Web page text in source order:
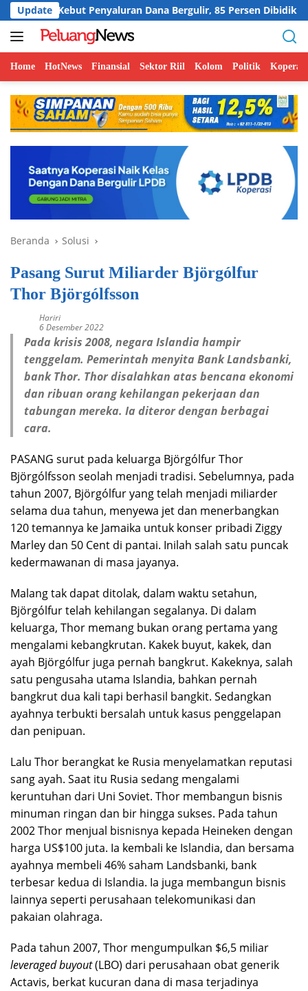
Langsung
ke
konten
Update
Penyaluran Dana Bergulir, 85 Persen Dibidik ke Koperasi
Home HotNews Finansial Sektor Riil Kolom Politik Koperasi
Beranda Solusi
Pasang Surut Miliarder Björgólfur
Thor Björgólfsson
Hariri
6 Desember 2022
Pada krisis 2008, negara Islandia hampir
tenggelam. Pemerintah menyita Bank Landsbanki,
bank Thor. Thor disalahkan atas bencana ekonomi
dan ribuan orang kehilangan pekerjaan dan
tabungan mereka. Ia diteror dengan berbagai
cara.
PASANG surut pada keluarga Björgólfur Thor
Björgólfsson seolah menjadi tradisi. Sebelumnya, pada
tahun 2007, Björgólfur yang telah menjadi miliarder
selama dua tahun, menyewa jet dan menerbangkan
120 temannya ke Jamaika untuk konser pribadi Ziggy
Marley dan 50 Cent di pantai. Inilah salah satu puncak
kedermawanan di masa jayanya.
Malang tak dapat ditolak, dalam waktu setahun,
Björgólfur telah kehilangan segalanya. Di dalam
keluarga, Thor memang bukan orang pertama yang
mengalami kebangkrutan. Kakek buyut, kakek, dan
ayah Björgólfur juga pernah bangkrut. Kakeknya, salah
satu pengusaha utama Islandia, bahkan pernah
bangkrut dua kali tapi berhasil bangkit. Sedangkan
ayahnya terbukti bersalah untuk kasus penggelapan
dan penipuan.
Lalu Thor berangkat ke Rusia menyelamatkan reputasi
sang ayah. Saat itu Rusia sedang mengalami
keruntuhan dari Uni Soviet. Thor membangun bisnis
minuman ringan dan bir hingga sukses. Pada tahun
2002 Thor menjual bisnisnya kepada Heineken dengan
harga US$100 juta. Ia kembali ke Islandia, dan bersama
ayahnya membeli 46% saham Landsbanki, bank
terbesar kedua di Islandia. Ia juga membangun bisnis
lainnya seperti perusahaan telekomunikasi dan
pakaian olahraga.
Pada tahun 2007, Thor mengumpulkan $6,5 miliar
leveraged buyout(LBO) dari perusahaan obat generik
Actavis, berkat kucuran dana di masa terjadinya